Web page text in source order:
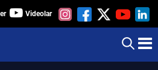
Videolar